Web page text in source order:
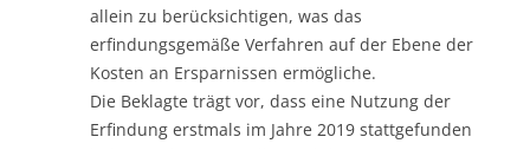
allein zu berücksichtigen, was das
erfindungsgemäße Verfahren auf der Ebene der
Kosten an Ersparnissen ermögliche.
Die Beklagte trägt vor, dass eine Nutzung der
Erfindung erstmals im Jahre 2019 stattgefunden